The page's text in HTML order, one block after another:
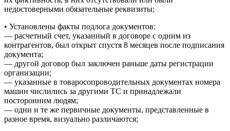
недостоверными обязательные реквизиты;
• Установлены факты подлога документов:
— расчетный счет, указанный в договоре с одним из
контрагентов, был открыт спустя 8 месяцев после подписания
документа;
— другой договор был заключен раньше даты регистрации
организации;
— указанные в товаросопроводительных документах номера
машин числились за другими ТС и принадлежали
посторонним людям;
— одни и те же первичные документы, представленные в
разное время, визуально различаются;